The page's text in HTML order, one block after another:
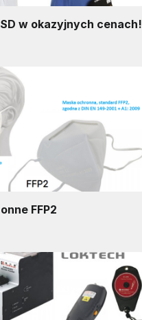
w okazyjnych cenach!
FFP2